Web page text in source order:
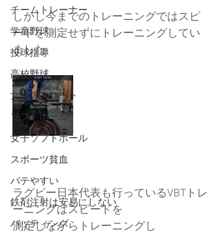
チームトレーナー
学童野球
投球指導
高校野球
女性アスリート
ソフトボール
女子ソフトボール
スポーツ貧血
バテやすい
鉄剤注射は安易にしない
バッティング
しかし今までのトレーニングではスピ
ードを測定せずにトレーニングしてい
ました
ラグビー日本代表も行っているVBTトレ
ーニングはスピードを
測定しながらトレーニングし